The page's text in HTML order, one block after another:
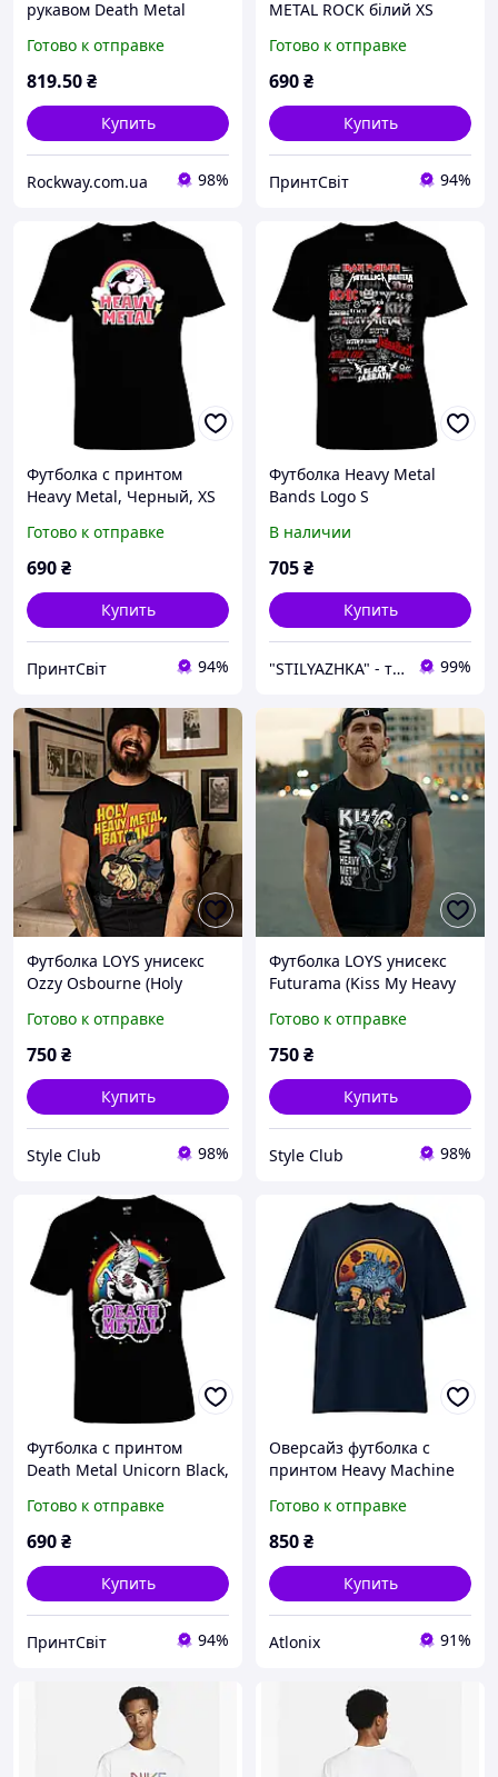
рукавом Death Metal
Готово к отправке
819.50₴
Купить
Rockway.com.ua 98%
METAL ROCK білий XS
Готово к отправке
690₴
Купить
ПринтСвіт 94%
Футболка с принтом
Heavy Metal, Черный, XS
Готово к отправке
690₴
Купить
ПринтСвіт 94%
Футболка Heavy Metal
Bands Logo S
В наличии
705₴
Купить
"STILYAZHKA" - твой путь к неповторимому стилю! 99%
Футболка LOYS унисекс
Ozzy Osbourne (Holy
черный XS
Готово к отправке
750₴
Купить
Style Club 98%
Футболка LOYS унисекс
Futurama (Kiss My Heavy
Готово к отправке
750₴
Купить
Style Club 98%
Футболка с принтом
Death Metal Unicorn Black,
Готово к отправке
690₴
Купить
ПринтСвіт 94%
Оверсайз футболка с
принтом Heavy Machine
Готово к отправке
850₴
Купить
Atlonix 91%